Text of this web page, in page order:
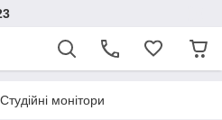
Студійні монітори